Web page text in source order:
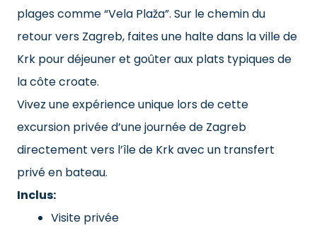
plages comme “Vela Plaža”. Sur le chemin du
retour vers Zagreb, faites une halte dans la ville de
Krk pour déjeuner et goûter aux plats typiques de
la côte croate.
Vivez une expérience unique lors de cette
excursion privée d’une journée de Zagreb
directement vers l’île de Krk avec un transfert
privé en bateau.
Inclus:
Visite privée